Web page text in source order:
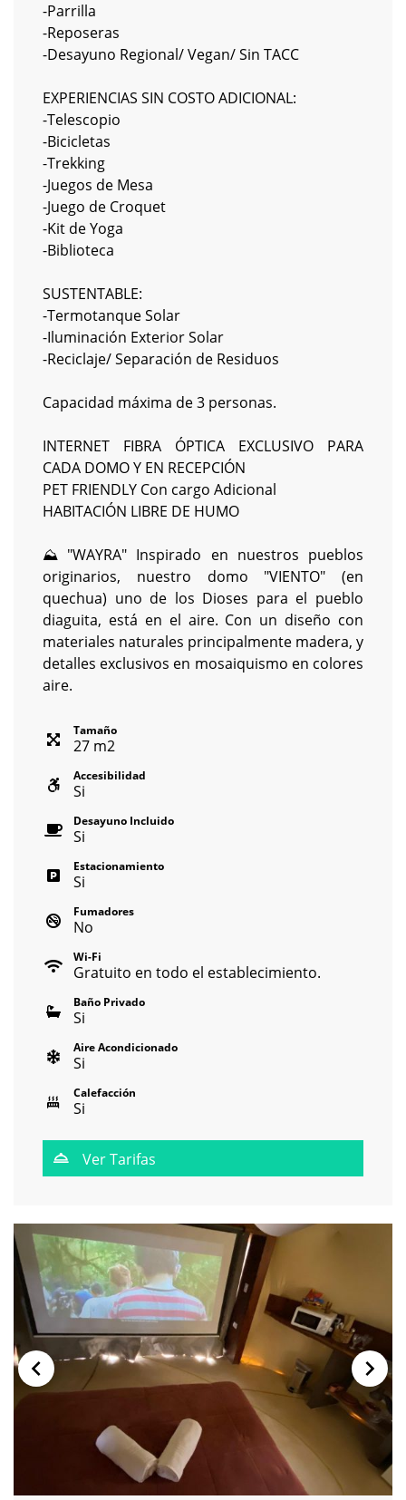
-Parrilla
-Reposeras
-Desayuno Regional/ Vegan/ Sin TACC
EXPERIENCIAS SIN COSTO ADICIONAL:
-Telescopio
-Bicicletas
-Trekking
-Juegos de Mesa
-Juego de Croquet
-Kit de Yoga
-Biblioteca
SUSTENTABLE:
-Termotanque Solar
-Iluminación Exterior Solar
-Reciclaje/ Separación de Residuos
Capacidad máxima de 3 personas.
INTERNET FIBRA ÓPTICA EXCLUSIVO PARA
CADA DOMO Y EN RECEPCIÓN
PET FRIENDLY Con cargo Adicional
HABITACIÓN LIBRE DE HUMO
⛰️ "WAYRA" Inspirado en nuestros pueblos
originarios, nuestro domo "VIENTO" (en
quechua) uno de los Dioses para el pueblo
diaguita, está en el aire. Con un diseño con
materiales naturales principalmente madera, y
detalles exclusivos en mosaiquismo en colores
aire.
Tamaño
27 m2
Accesibilidad
Si
Desayuno Incluido
Si
Estacionamiento
Si
Fumadores
No
Wi-Fi
Gratuito en todo el establecimiento.
Baño Privado
Si
Aire Acondicionado
Si
Calefacción
Si
Ver Tarifas